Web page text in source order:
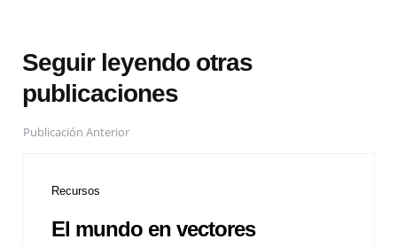
Seguir leyendo otras
publicaciones
Publicación Anterior
Recursos
El mundo en vectores